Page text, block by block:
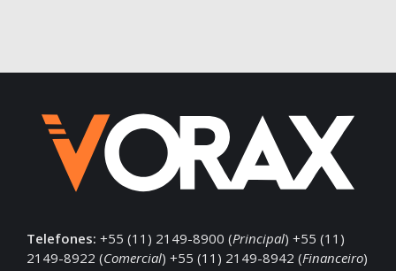
Telefones: +55 (11) 2149-8900 (Principal) +55 (11)
2149-8922 (Comercial) +55 (11) 2149-8942 (Financeiro)